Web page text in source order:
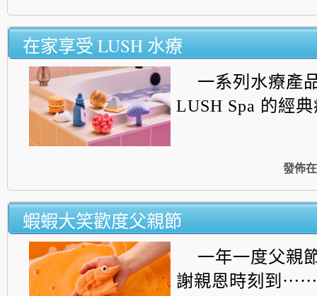
在家享受 LUSH 水療
一系列水療產
LUSH Spa 的經
發佈在
蝦蝦大笑歡度父親節
一年一度父親
謝親恩時刻到⋯⋯